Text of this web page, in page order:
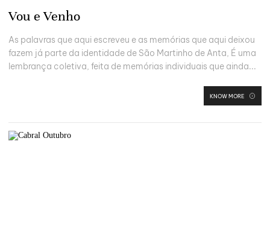
Vou e Venho
As palavras que aqui escreveu e as memórias que aqui deixou
fazem já parte da identidade de São Martinho de Anta, É uma
lembrança coletiva, feita de memórias individuais que ainda...
KNOW MORE